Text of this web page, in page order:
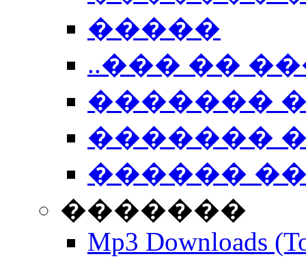
�����
..��� ��
�������
�������
������
�������
Mp3 Downloads